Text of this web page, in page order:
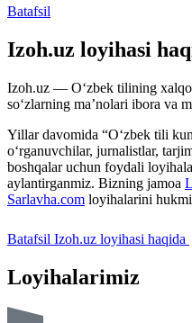
Batafsil
Izoh.uz loyihasi
Izoh.uz — O‘zbek tilining
so‘zlarning ma’nolari ibora va
Yillar davomida “O‘zbek tili
o‘rganuvchilar, jurnalistlar,
boshqalar uchun foydali
aylantirganmiz. Bizning jamoa
Sarlavha.com loyihalarini
Batafsil Izoh.uz loyihasi haqida
Loyihalarimiz